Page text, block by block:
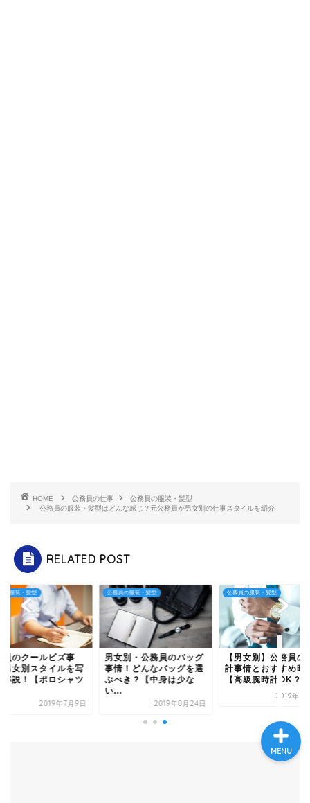
HOME 公務員の仕事
公務員の服装・髪型
公務員の服装・髪型はどんな感じ？元公務員が男女別の仕事スタイルを紹介
RELATED POST
の服装・髪型
員のクールビズ事
男女別スタイルを写
解説！【ポロシャツ
2019年7月9日
公務員の服装・髪型
男女別・公務員のバッグ
事情！どんなバッグを選
ぶべき？【中身は少な
い...
2019年8月24日
公務員の服装・髪型
【男女別】公務員の
計事情とおすすめ時
【高級腕時計OK？】
2019年8
MENU
公務員試験対策
公務員の仕事